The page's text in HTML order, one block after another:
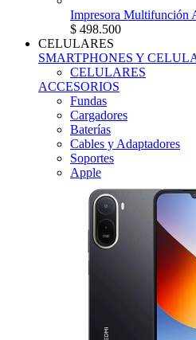
Impresora Multifunción
$ 498.500
CELULARES
SMARTPHONES Y
CELULARES
ACCESORIOS
Fundas
Cargadores
Baterías
Cables y Adaptadores
Soportes
Apple